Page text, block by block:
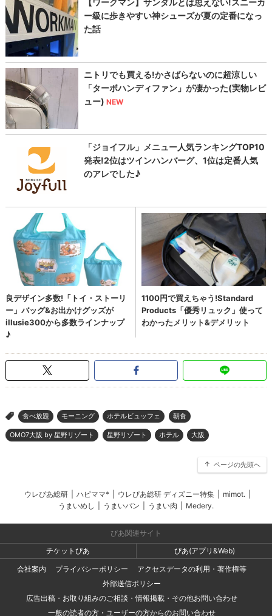
> 食べ放題 モーニング ホテルビュッフェ 朝食
OMO7大阪 by 星野リゾート 星野リゾート ホテル 大阪
ページの先頭へ
ウレぴあ総研 ハピママ* ウレぴあ総研 ディズニー特集 mimot.
うまいめし
うまいパン うまい肉 Medery.
ぴあ関連サイト
チケットぴあ
ぴあ(アプリ&Web)
会社案内
プライバシーポリシー
アクセスデータの利用・著作権等
外部送信ポリシー
広告出稿・お取り組みのご相談・情報掲載・その他お問い合わせ
一般の読者の方・ユーザーの方からのお問い合わせ